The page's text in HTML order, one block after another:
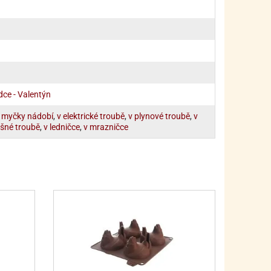
- Valentýn
nádobí, v elektrické troubě, v plynové troubě, v
troubě, v ledničce, v mrazničce